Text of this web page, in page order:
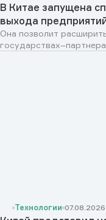
В Китае запущена
выхода
Она позволит
Технологии 07.08.2026